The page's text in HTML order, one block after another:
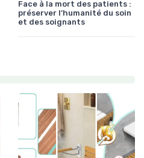
Face à la mort des patients :
préserver l’humanité du soin
et des soignants